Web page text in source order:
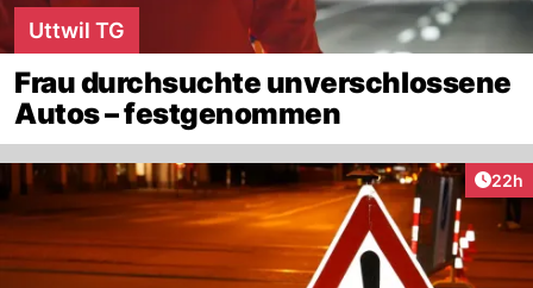
Uttwil TG
Frau durchsuchte unverschlossene
Autos – festgenommen
22h